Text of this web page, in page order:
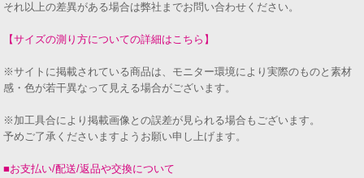
それ以上の差異がある場合は弊社までお問い合わせください。
【サイズの測り方についての詳細はこちら】
※サイトに掲載されている商品は、モニター環境により実際のものと素材
感・色が若干異なって見える場合がございます。
※加工具合により掲載画像との誤差が見られる場合もございます。
予めご了承くださいますようお願い申し上げます。
■お支払い/配送/返品や交換について